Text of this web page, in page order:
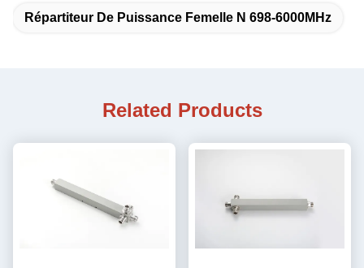
Répartiteur De Puissance Femelle N 698-6000MHz
Related Products